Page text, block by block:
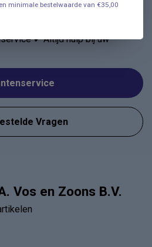
✔ Altijd hulp bij uw
Vragen
Vos en Zoons B.V.
minimale bestelwaarde van €35,00